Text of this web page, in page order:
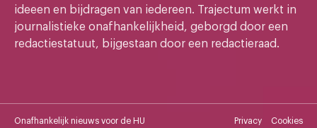
ideeen en bijdragen van iedereen. Trajectum werkt in
journalistieke onafhankelijkheid, geborgd door een
redactiestatuut, bijgestaan door een redactieraad.
Onafhankelijk nieuws voor de HU Privacy Cookies